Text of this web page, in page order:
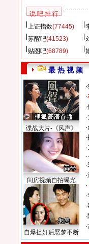
说 吧 排 行
上证指数(77445)
苏醒吧(41523)
贴图吧(68789)
最 热 视 频
谍战大片-《风声》
闺房视频自拍曝光
自爆捉奸后恶梦不断
·
·
·
·
·
·
·
·
·
·
·
·
·
·